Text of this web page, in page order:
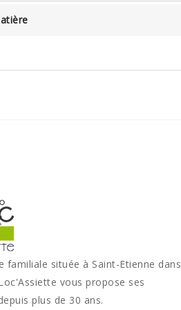
familiale située à Saint-Etienne dans
vous propose ses
plus de 30 ans.